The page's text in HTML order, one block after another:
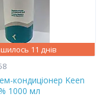
11 днів
кондиціонер Keen
1000 мл